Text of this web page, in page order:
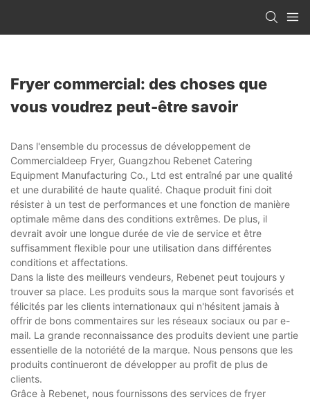
Fryer commercial: des choses que
vous voudrez peut-être savoir
Dans l'ensemble du processus de développement de
Commercialdeep Fryer, Guangzhou Rebenet Catering
Equipment Manufacturing Co., Ltd est entraîné par une qualité
et une durabilité de haute qualité. Chaque produit fini doit
résister à un test de performances et une fonction de manière
optimale même dans des conditions extrêmes. De plus, il
devrait avoir une longue durée de vie de service et être
suffisamment flexible pour une utilisation dans différentes
conditions et affectations.
Dans la liste des meilleurs vendeurs, Rebenet peut toujours y
trouver sa place. Les produits sous la marque sont favorisés et
félicités par les clients internationaux qui n'hésitent jamais à
offrir de bons commentaires sur les réseaux sociaux ou par e-
mail. La grande reconnaissance des produits devient une partie
essentielle de la notoriété de la marque. Nous pensons que les
produits continueront de développer au profit de plus de
clients.
Grâce à Rebenet, nous fournissons des services de fryer